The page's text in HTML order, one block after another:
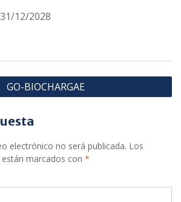
12/2028
GO-BIOCHARGAE
electrónico no será publicada. Los
marcados con *